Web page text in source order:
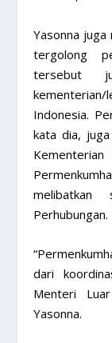
Yasonna
tergolong
tersebut
Indonesia.
kata dia,
melibatkan
Perhubungan.
dari
Menteri
Yasonna.